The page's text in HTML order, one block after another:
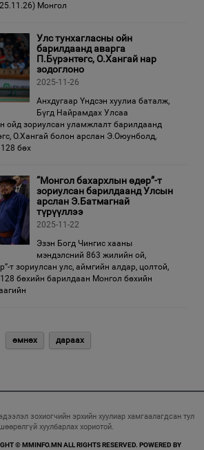
Монгол
Улс тунхагласны ойн
барилдаанд аварга
П.Бүрэнтөгс, О.Хангай нар
зодоглоно
2025-11-26
Анхдугаар Үндсэн хуулиа баталж,
Бүгд Найрамдах Улсаа
ойд зориулсан уламжлалт барилдаанд
О.Хангай болон арслан Э.Оюунболд,
128 бөх
“Монгол бахархлын өдөр”-т
зориулсан барилдаанд Улсын
арслан Э.Батмагнай
түрүүллээ
2025-11-22
Эзэн Богд Чингис хааны
мэндэлсний 863 жилийн ой,
т зориулсан улс, аймгийн алдар, цолтой,
бөхийн барилдаан Монгол бөхийн
өмнөх дараах
зохиогчийн эрхийн хуулиар хамгаалагдсан тул
хуулбарлах хориотой.
© MMINFO.MN ALL RIGHTS RESERVED. POWERED BY